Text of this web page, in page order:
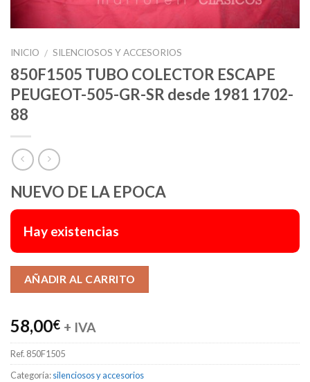
INICIO / SILENCIOSOS Y ACCESORIOS
850F1505 TUBO COLECTOR ESCAPE
PEUGEOT-505-GR-SR desde 1981 1702-
88
NUEVO DE LA EPOCA
Hay existencias
AÑADIR AL CARRITO
58,00€ + IVA
Ref. 850F1505
Categoría:silenciosos y accesorios